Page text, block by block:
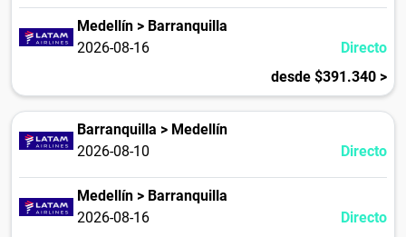
Medellín > Barranquilla
2026-08-16
Directo
desde $391.340 >
Barranquilla > Medellín
2026-08-10
Directo
Medellín > Barranquilla
2026-08-16
Directo